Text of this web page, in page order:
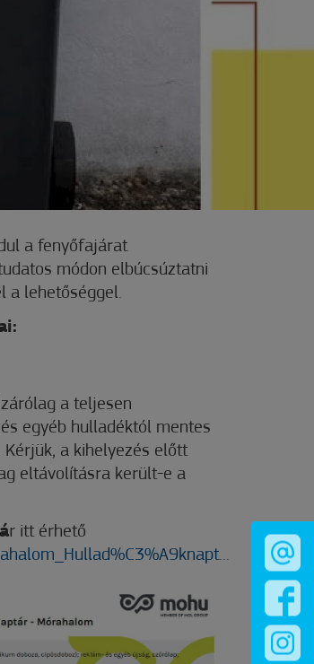
a fenyőfajárat
módon elbúcsúztatni
a lehetőséggel.
a teljesen
egyéb hulladéktól mentes
a kihelyezés előtt
eltávolításra került-e a
r itt érhető